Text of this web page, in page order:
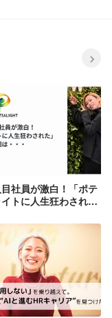
社員が激白！「ポテ
トに人生狂わされ